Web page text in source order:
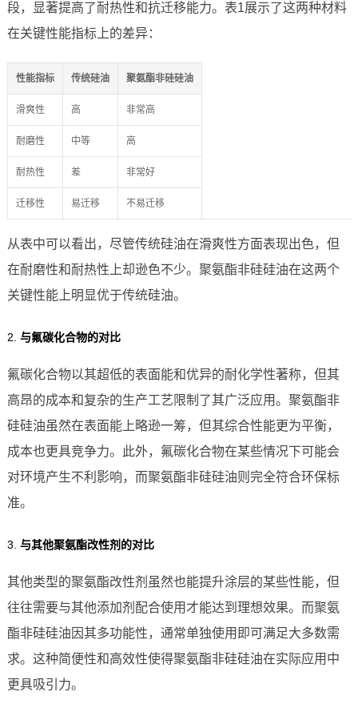
段，显著提高了耐热性和抗迁移能力。表1展示了这两种材料
在关键性能指标上的差异：
性能指标 传统硅油 聚氨酯非硅硅油
滑爽性 高 非常高
耐磨性 中等 高
耐热性 差 非常好
迁移性 易迁移 不易迁移
从表中可以看出，尽管传统硅油在滑爽性方面表现出色，但
在耐磨性和耐热性上却逊色不少。聚氨酯非硅硅油在这两个
关键性能上明显优于传统硅油。
2. 与氟碳化合物的对比
氟碳化合物以其超低的表面能和优异的耐化学性著称，但其
高昂的成本和复杂的生产工艺限制了其广泛应用。聚氨酯非
硅硅油虽然在表面能上略逊一筹，但其综合性能更为平衡，
成本也更具竞争力。此外，氟碳化合物在某些情况下可能会
对环境产生不利影响，而聚氨酯非硅硅油则完全符合环保标
准。
3. 与其他聚氨酯改性剂的对比
其他类型的聚氨酯改性剂虽然也能提升涂层的某些性能，但
往往需要与其他添加剂配合使用才能达到理想效果。而聚氨
酯非硅硅油因其多功能性，通常单独使用即可满足大多数需
求。这种简便性和高效性使得聚氨酯非硅硅油在实际应用中
更具吸引力。